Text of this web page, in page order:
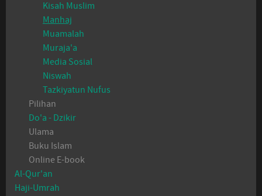
Kisah Muslim
Manhaj
Muamalah
Muraja'a
Media Sosial
Niswah
Tazkiyatun Nufus
Pilihan
Do'a - Dzikir
Ulama
Buku Islam
Online E-book
Al-Qur'an
Haji-Umrah